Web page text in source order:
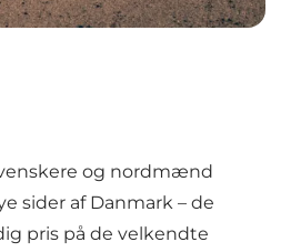
og nordmænd
sider af Danmark – de
pris på de velkendte